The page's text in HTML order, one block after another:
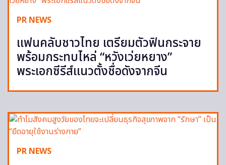
PR NEWS
แฟนคลับชาวไทย เตรียมตัวฟินกระจาย
พร้อมกระทบไหล่ “หวังเว่ยหยาง”
พระเอกซีรีส์แนวตั้งชื่อดังจากจีน
PR NEWS